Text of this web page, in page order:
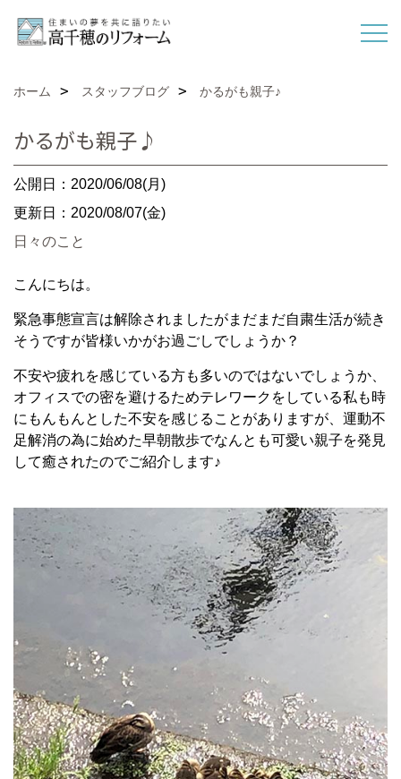
ホーム スタッフブログ かるがも親子♪
かるがも親子♪
公開日：2020/06/08(月)
更新日：2020/08/07(金)
日々のこと
こんにちは。
緊急事態宣言は解除されましたがまだまだ自粛生活が続き
そうですが皆様いかがお過ごしでしょうか？
不安や疲れを感じている方も多いのではないでしょうか、
オフィスでの密を避けるためテレワークをしている私も時
にもんもんとした不安を感じることがありますが、運動不
足解消の為に始めた早朝散歩でなんとも可愛い親子を発見
して癒されたのでご紹介します♪